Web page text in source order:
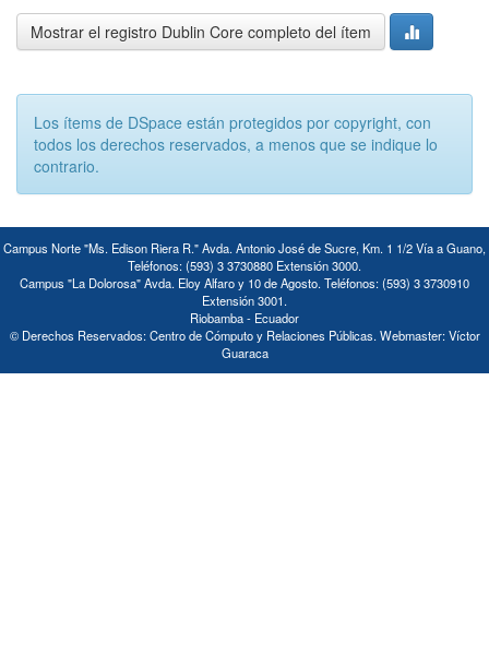
Mostrar el registro Dublin Core completo del ítem
Los ítems de DSpace están protegidos por copyright, con
todos los derechos reservados, a menos que se indique lo
contrario.
Campus Norte "Ms. Edison Riera R." Avda. Antonio José de Sucre, Km. 1 1/2 Vía a Guano,
Teléfonos: (593) 3 3730880 Extensión 3000.
Campus "La Dolorosa" Avda. Eloy Alfaro y 10 de Agosto. Teléfonos: (593) 3 3730910
Extensión 3001.
Riobamba - Ecuador
© Derechos Reservados: Centro de Cómputo y Relaciones Públicas. Webmaster: Víctor
Guaraca